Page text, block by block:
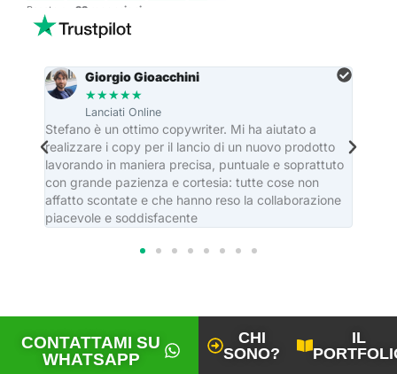
Basato su 33 recensioni
Giorgio Gioacchini
★★★★★
Lanciati Online
Stefano è un ottimo copywriter. Mi ha aiutato a
realizzare i copy per il lancio di un nuovo prodotto
lavorando in maniera precisa, puntuale e soprattuto
con grande pazienza e cortesia: tutte cose non
affatto scontate e che hanno reso la collaborazione
piacevole e soddisfacente
CONTATTAMI SU
WHATSAPP
CHI
SONO?
IL